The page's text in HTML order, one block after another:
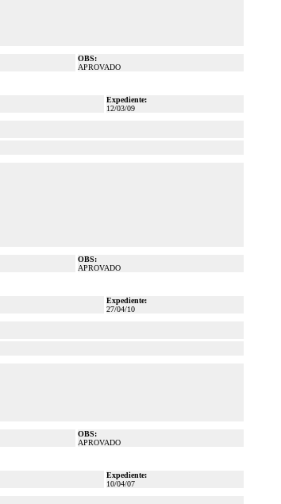
OBS:
APROVADO
Expediente:
12/03/09
OBS:
APROVADO
Expediente:
27/04/10
OBS:
APROVADO
Expediente:
10/04/07